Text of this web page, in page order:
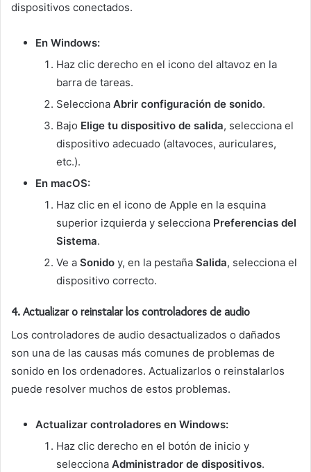
dispositivos conectados.
En Windows:
Haz clic derecho en el icono del altavoz en la
barra de tareas.
Selecciona Abrir configuración de sonido.
Bajo Elige tu dispositivo de salida, selecciona el
dispositivo adecuado (altavoces, auriculares,
etc.).
En macOS:
Haz clic en el icono de Apple en la esquina
superior izquierda y selecciona Preferencias del
Sistema.
Ve a Sonido y, en la pestaña Salida, selecciona el
dispositivo correcto.
4. Actualizar o reinstalar los controladores de audio
Los controladores de audio desactualizados o dañados
son una de las causas más comunes de problemas de
sonido en los ordenadores. Actualizarlos o reinstalarlos
puede resolver muchos de estos problemas.
Actualizar controladores en Windows:
Haz clic derecho en el botón de inicio y
selecciona Administrador de dispositivos.